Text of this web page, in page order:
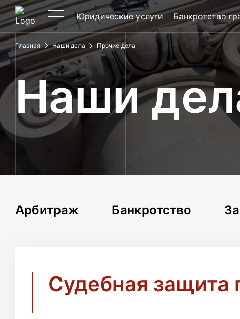
Юридические услуги Банкротство
Главная Наши дела Прочие дела
Наши
Арбитраж Банкротство
Судебная защита